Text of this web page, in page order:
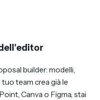
builder: modelli,
team crea già le
Canva o Figma, stai